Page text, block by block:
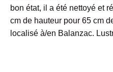
bon état, il a été nettoyé et
cm de hauteur pour 65 cm
localisé à/en Balanzac.